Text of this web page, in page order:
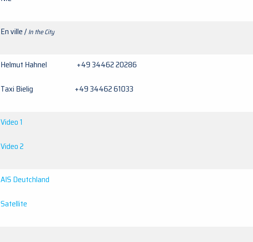
En ville /In the City
Helmut Hahnel +49 34462 20286
Taxi Bielig +49 34462 61033
Video 1
Video 2
AIS Deutchland
Satellite